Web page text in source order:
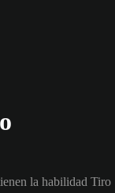
la habilidad Tiro